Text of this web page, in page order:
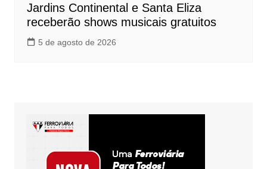
Jardins Continental e Santa Eliza
receberão shows musicais gratuitos
5 de agosto de 2026